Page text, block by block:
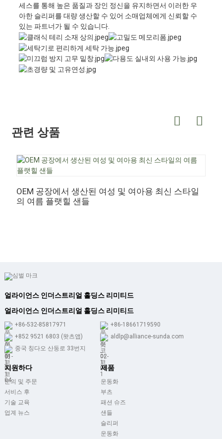
세스를 통해 높은 품질과 장인 정신을 유지하면서 이러한 우
아한 슬리퍼를 대량 생산할 수 있어 소매업체에게 신뢰할 수
있는 파트너가 될 수 있습니다.
관련 상품
OEM 공장에서 생산된 여성 및 여아용 최신 스타일
의 여름 플랫힐 샌들
얼라이언스 인더스트리얼 홀딩스 리미티드
얼라이언스 인더스트리얼 홀딩스 리미티드
+86-532-85817971
+86-18661719590
+852 9521 6803 (왓츠앱)
aldlp@alliance-sunda.com
중국 칭다오 산둥로 33번지
지원하다
문의 및 주문
서비스 후
기술 교육
업계 뉴스
제품
운동화
부츠
패션 슈즈
샌들
슬리퍼
운동화